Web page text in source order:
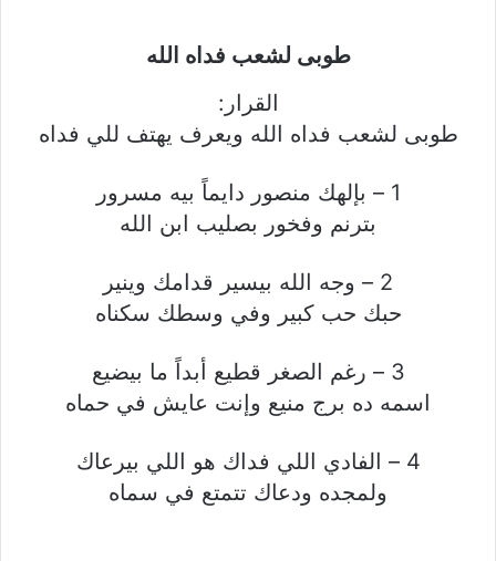
طوبى لشعب فداه الله
القرار:
طوبى لشعب فداه الله ويعرف يهتف للي فداه
1 – بإلهك منصور دايماً بيه مسرور
بترنم وفخور بصليب ابن الله
2 – وجه الله بيسير قدامك وينير
حبك حب كبير وفي وسطك سكناه
3 – رغم الصغر قطيع أبداً ما بيضيع
اسمه ده برج منيع وإنت عايش في حماه
4 – الفادي اللي فداك هو اللي بيرعاك
ولمجده ودعاك تتمتع في سماه